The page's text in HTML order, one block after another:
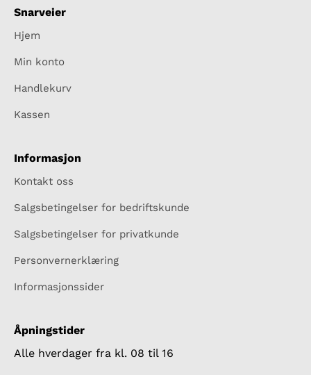
Snarveier
Hjem
Min konto
Handlekurv
Kassen
Informasjon
Kontakt oss
Salgsbetingelser for bedriftskunde
Salgsbetingelser for privatkunde
Personvernerklæring
Informasjonssider
Åpningstider
Alle hverdager fra kl. 08 til 16